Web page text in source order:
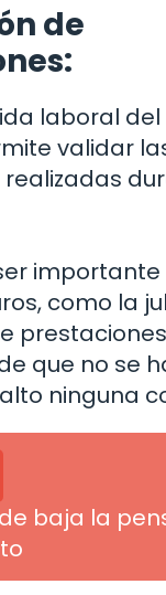
de
laboral
validar
como la
que no se
ninguna
baja la